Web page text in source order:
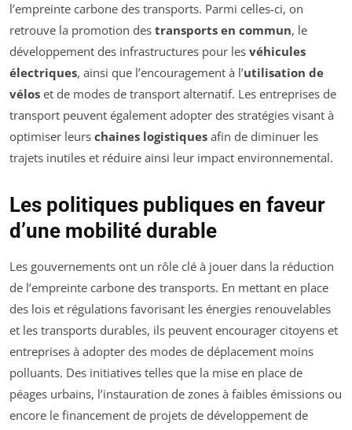
l’empreinte carbone des transports. Parmi celles-ci, on
retrouve la promotion des transports en commun, le
développement des infrastructures pour les véhicules
électriques, ainsi que l’encouragement à l’utilisation de
vélos et de modes de transport alternatif. Les entreprises de
transport peuvent également adopter des stratégies visant à
optimiser leurs chaines logistiques afin de diminuer les
trajets inutiles et réduire ainsi leur impact environnemental.
Les politiques publiques en faveur
d’une mobilité durable
Les gouvernements ont un rôle clé à jouer dans la réduction
de l’empreinte carbone des transports. En mettant en place
des lois et régulations favorisant les énergies renouvelables
et les transports durables, ils peuvent encourager citoyens et
entreprises à adopter des modes de déplacement moins
polluants. Des initiatives telles que la mise en place de
péages urbains, l’instauration de zones à faibles émissions ou
encore le financement de projets de développement de